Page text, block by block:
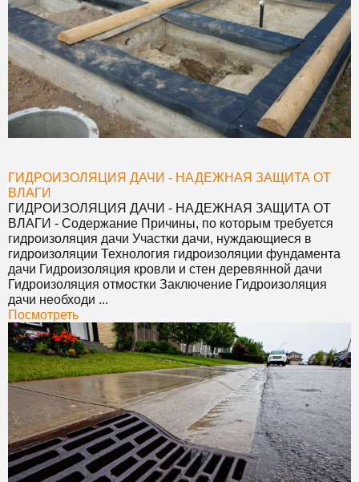
ГИДРОИЗОЛЯЦИЯ ДАЧИ - НАДЕЖНАЯ ЗАЩИТА ОТ
ВЛАГИ
ГИДРОИЗОЛЯЦИЯ ДАЧИ - НАДЕЖНАЯ ЗАЩИТА ОТ
ВЛАГИ - Содержание Причины, по которым требуется
гидроизоляция дачи Участки дачи, нуждающиеся в
гидроизоляции Технология гидроизоляции фундамента
дачи Гидроизоляция кровли и стен деревянной дачи
Гидроизоляция отмостки Заключение Гидроизоляция
дачи необходи ...
Посмотреть